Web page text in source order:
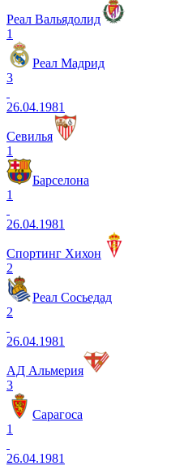
Реал Вальядолид
1
Реал Мадрид
3
26.04.1981
Севилья
1
Барселона
1
26.04.1981
Спортинг Хихон
2
Реал Сосьедад
2
26.04.1981
АД Альмерия
3
Сарагоса
1
26.04.1981